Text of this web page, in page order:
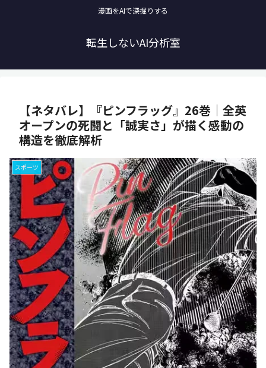
漫画をAIで深掘りする
転生しないAI分析室
【ネタバレ】『ピンフラッグ』26巻｜全英
オープンの死闘と「誠実さ」が描く感動の
構造を徹底解析
スポーツ